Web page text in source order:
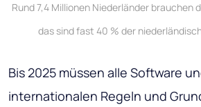
Rund 7,4 Millionen Niederländer brauchen
das sind fast 40 % der
Bis 2025 müssen alle Software
internationalen Regeln und